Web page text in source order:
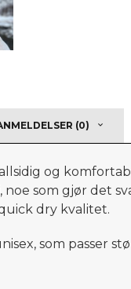
(0)
og
noe som gjør det
dry kvalitet.
som passer